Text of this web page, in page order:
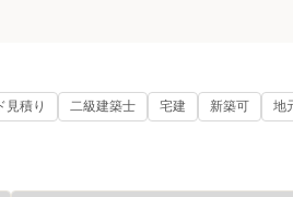
見積り 二級建築士 宅建 新築可 地